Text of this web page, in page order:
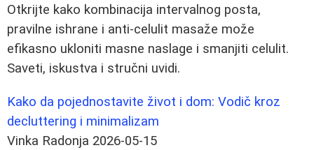
Otkrijte kako kombinacija intervalnog posta,
pravilne ishrane i anti-celulit masaže može
efikasno ukloniti masne naslage i smanjiti celulit.
Saveti, iskustva i stručni uvidi.
Kako da pojednostavite život i dom: Vodič kroz
decluttering i minimalizam
Vinka Radonja 2026-05-15